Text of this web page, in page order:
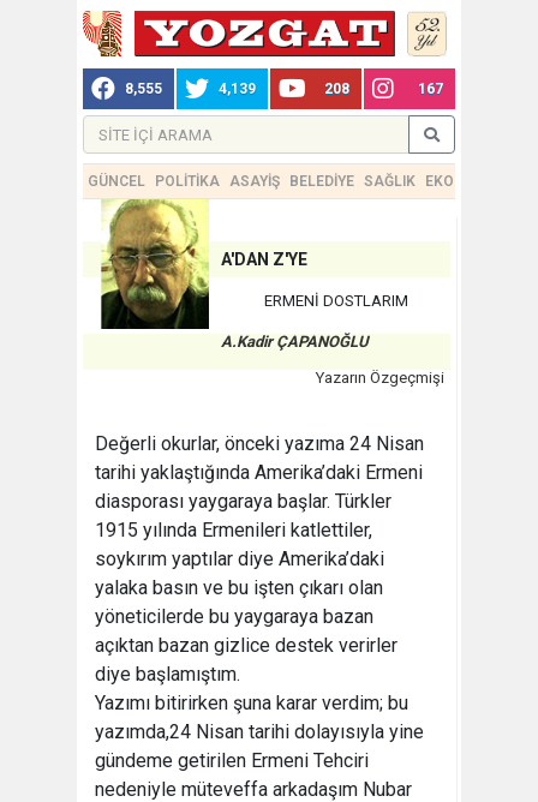
8,555 4,139 208 167
GÜNCEL POLİTİKA ASAYİŞ BELEDİYE SAĞLIK EKONOMİ
A'DAN Z'YE
ERMENİ DOSTLARIM
A.Kadir ÇAPANOĞLU
Yazarın Özgeçmişi
Değerli okurlar, önceki yazıma 24 Nisan
tarihi yaklaştığında Amerika’daki Ermeni
diasporası yaygaraya başlar. Türkler
1915 yılında Ermenileri katlettiler,
soykırım yaptılar diye Amerika’daki
yalaka basın ve bu işten çıkarı olan
yöneticilerde bu yaygaraya bazan
açıktan bazan gizlice destek verirler
diye başlamıştım.
Yazımı bitirirken şuna karar verdim; bu
yazımda,24 Nisan tarihi dolayısıyla yine
gündeme getirilen Ermeni Tehciri
nedeniyle müteveffa arkadaşım Nubar